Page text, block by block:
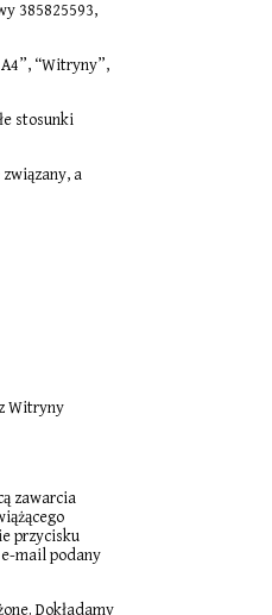
385825593,
“Witryny”,
stosunki
a
Witryny
zawarcia
przycisku
mail podany
Dokładamy